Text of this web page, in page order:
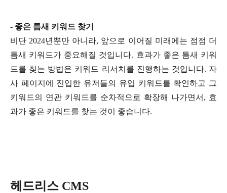
- 좋은 틈새 키워드 찾기
비단 2024년뿐만 아니라, 앞으로 이어질 미래에는 점점 더
틈새 키워드가 중요해질 것입니다. 효과가 좋은 틈새 키워
드를 찾는 방법은 키워드 리서치를 진행하는 것입니다. 자
사 페이지에 진입한 유저들의 유입 키워드를 확인하고 그
키워드의 연관 키워드를 순차적으로 확장해 나가면서, 효
과가 좋은 키워드를 찾는 것이 좋습니다.
헤 드리스 CMS